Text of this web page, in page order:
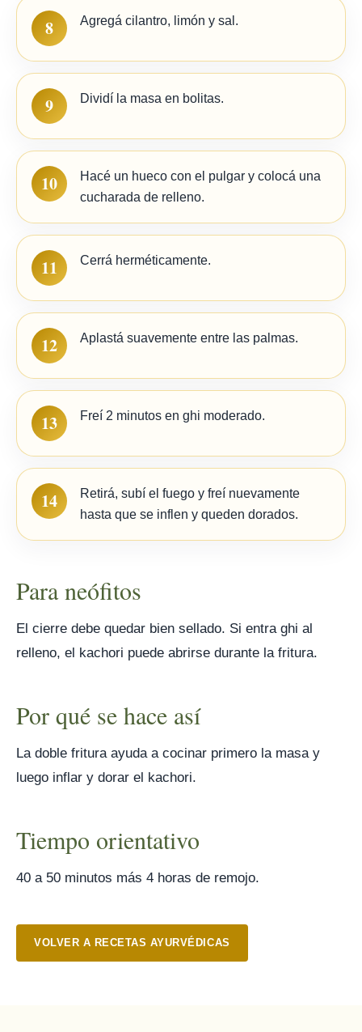
8 Agregá cilantro, limón y sal.
9 Dividí la masa en bolitas.
10
Hacé un hueco con el pulgar y colocá una
cucharada de relleno.
11 Cerrá herméticamente.
12 Aplastá suavemente entre las palmas.
13 Freí 2 minutos en ghi moderado.
14
Retirá, subí el fuego y freí nuevamente
hasta que se inflen y queden dorados.
Para neófitos
El cierre debe quedar bien sellado. Si entra ghi al
relleno, el kachori puede abrirse durante la fritura.
Por qué se hace así
La doble fritura ayuda a cocinar primero la masa y
luego inflar y dorar el kachori.
Tiempo orientativo
40 a 50 minutos más 4 horas de remojo.
VOLVER A RECETAS AYURVÉDICAS